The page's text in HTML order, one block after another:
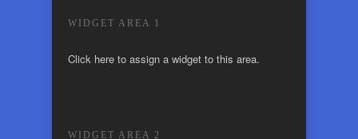
WIDGET AREA 1
Click here to assign a widget to this area.
WIDGET AREA 2